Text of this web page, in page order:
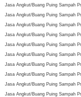
Jasa Angkut/Buang Puing Sampah
Jasa Angkut/Buang Puing Sampah
Jasa Angkut/Buang Puing Sampah
Jasa Angkut/Buang Puing Sampah
Jasa Angkut/Buang Puing Sampah
Jasa Angkut/Buang Puing Sampah
Jasa Angkut/Buang Puing Sampah
Jasa Angkut/Buang Puing Sampah
Jasa Angkut/Buang Puing Sampah
Jasa Angkut/Buang Puing Sampah